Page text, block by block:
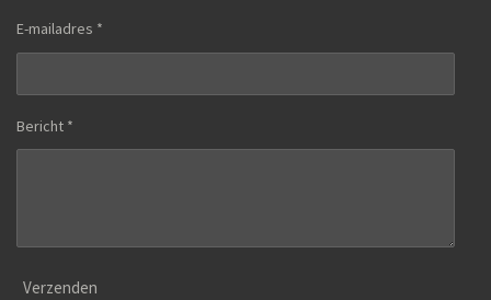
E-mailadres *
Bericht *
Verzenden